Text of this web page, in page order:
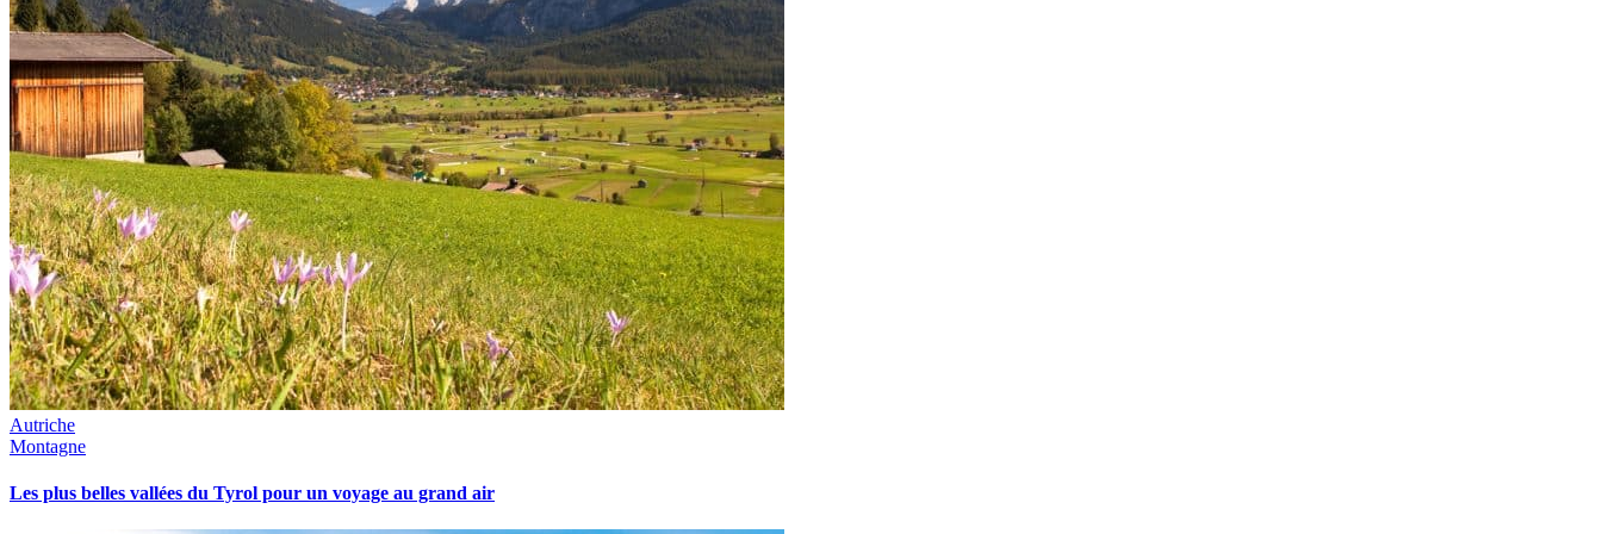
Autriche
Montagne
Les plus belles vallées du Tyrol pour un voyage au grand air